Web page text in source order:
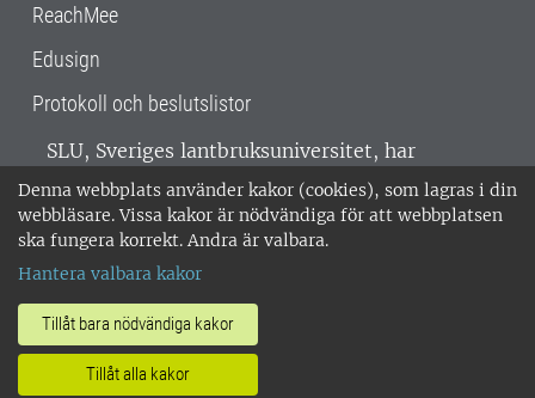
Denna webbplats använder kakor (cookies), som lagras i din
webbläsare. Vissa kakor är nödvändiga för att webbplatsen
ska fungera korrekt. Andra är valbara.
Hantera valbara kakor
Tillåt bara nödvändiga kakor
Tillåt alla kakor
ReachMee
Edusign
Protokoll och beslutslistor
SLU, Sveriges lantbruksuniversitet, har
verksamhet över hela Sverige. Huvudorter är
Alnarp, Uppsala och Umeå.SLU är
miljöcertifierat enligt ISO 14001. •
018-67 10 00 • Org nr: 202100-2817 •
Om SLU:s webbplatser
•Hantera kakor•Behandling av
personuppgifter